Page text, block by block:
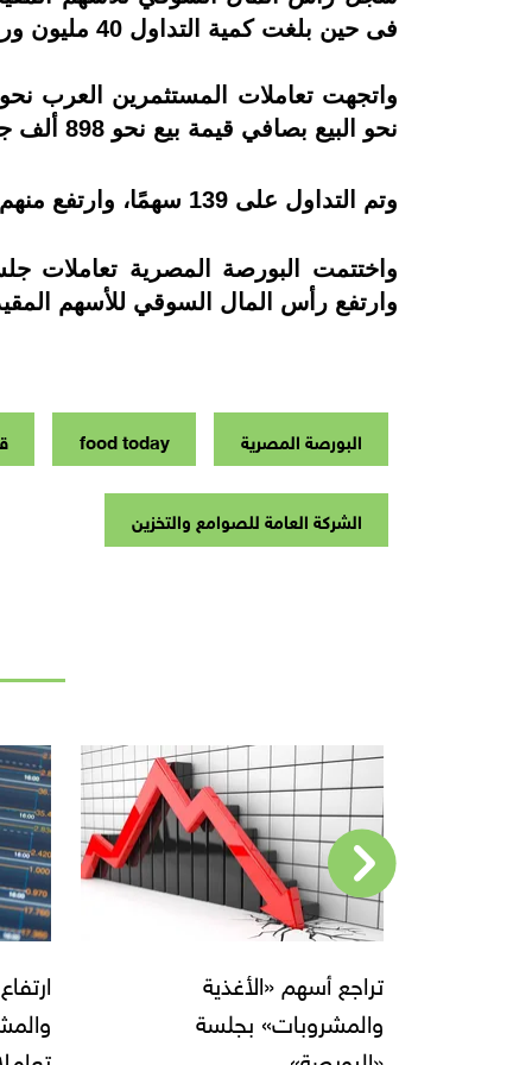
فى حين بلغت كمية التداول 40 مليون ورقة منفذة على 4 الاف عملية.
نحو البيع بصافي قيمة بيع نحو 898 ألف جنيه و 43 مليون جنيه.
وتم التداول على 139 سهمًا، وارتفع منهم نحو 24 سهمًا، وانخفض 12 سهمًا ولم تتغير مستويات 103 سهم.
واختتمت البورصة المصرية
وارتفع رأس المال السوقي للأسهم المقيدة
البورصة المصرية food today
الشركة العامة للصوامع والتخزين
ارتفاع أسهم «الأغذية
والمشروبات» في مستهل